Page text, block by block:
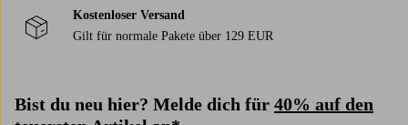
Kostenloser Versand
Gilt für normale Pakete über 129 EUR
Bist du neu hier? Melde dich für 40% auf den